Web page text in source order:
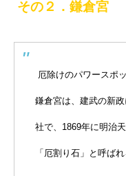
その２．鎌倉宮
厄除けのパワースポ
鎌倉宮は、建武の新
社で、1869年に明治
「厄割り石」と呼ば